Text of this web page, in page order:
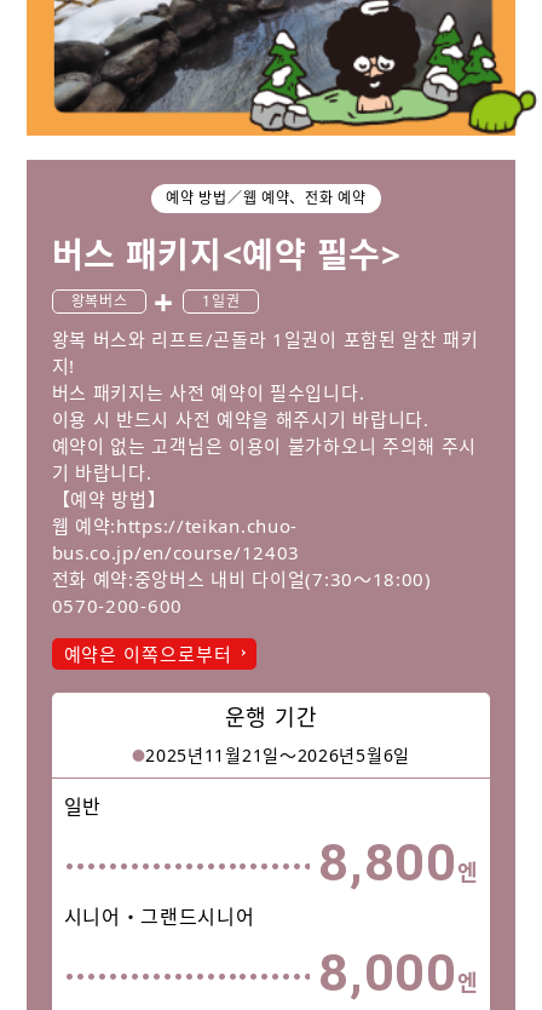
예약 방법／웹 예약、전화 예약
버스 패키지<예약 필수>
왕복버스 1일권
왕복 버스와 리프트/곤돌라 1일권이 포함된 알찬 패키
지!
버스 패키지는 사전 예약이 필수입니다.
이용 시 반드시 사전 예약을 해주시기 바랍니다.
예약이 없는 고객님은 이용이 불가하오니 주의해 주시
기 바랍니다.
【예약 방법】
웹 예약:https://teikan.chuo-
bus.co.jp/en/course/12403
전화 예약:중앙버스 내비 다이얼(7:30～18:00)
0570-200-600
예약은 이쪽으로부터
운행 기간
2025년11월21일〜2026년5월6일
일반
8,800엔
시니어・그랜드시니어
8,000엔